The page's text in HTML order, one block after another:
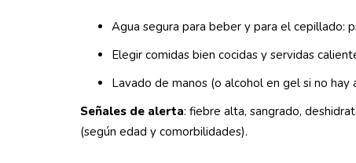
Agua segura para beber y para el cepillado:
Elegir comidas bien cocidas y servidas
Lavado de manos (o alcohol en gel si no hay
Señales de alerta: fiebre alta, sangrado,
(según edad y comorbilidades).